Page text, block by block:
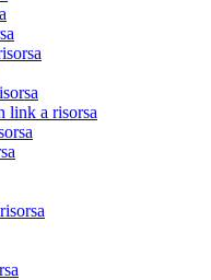
link a risorsa